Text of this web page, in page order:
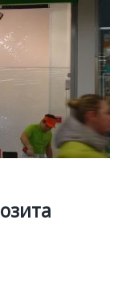
Подробней
с
инкрустацией
буквами